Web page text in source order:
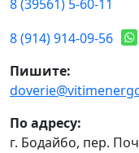
8 (39561) 5-60-11
8 (914) 914-09-56
Пишите:
По адресу:
г. Бодайбо, пер.